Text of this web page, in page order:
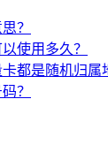
？
使用多久？
都是随机归属
？